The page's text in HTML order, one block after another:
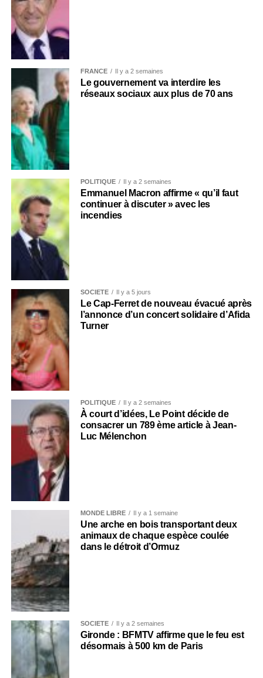
FRANCE Il y a 2 semaines
Le gouvernement va interdire les
réseaux sociaux aux plus de 70 ans
POLITIQUE Il y a 2 semaines
Emmanuel Macron affirme « qu’il faut
continuer à discuter » avec les
incendies
SOCIÉTÉ Il y a 5 jours
Le Cap-Ferret de nouveau évacué après
l’annonce d’un concert solidaire d’Afida
Turner
POLITIQUE Il y a 2 semaines
À court d’idées, Le Point décide de
consacrer un 789 ème article à Jean-
Luc Mélenchon
MONDE LIBRE Il y a 1 semaine
Une arche en bois transportant deux
animaux de chaque espèce coulée
dans le détroit d’Ormuz
SOCIÉTÉ Il y a 2 semaines
Gironde : BFMTV affirme que le feu est
désormais à 500 km de Paris